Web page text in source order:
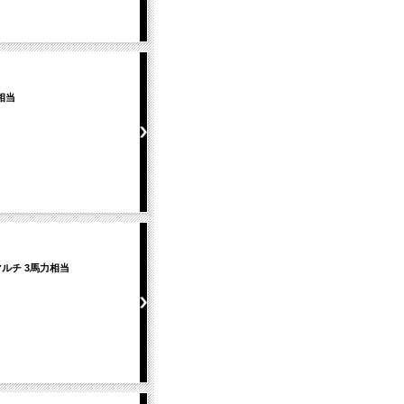
当
チ 3馬力相当